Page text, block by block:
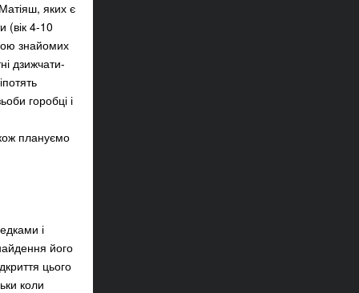
Матіяш, яких є
(вік 4-10
знайомих
дзижчати-
горобці і
плануємо
і
його
цього
коли